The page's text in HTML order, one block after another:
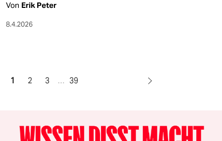
Von Erik Peter
8.4.2026
1 2 3 … 39